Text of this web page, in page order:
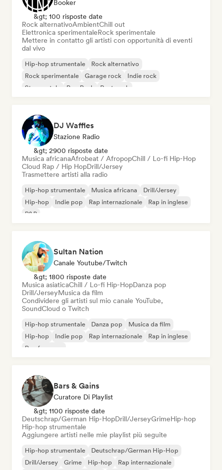
Booker
&gt; 100 risposte date
Rock alternativoAmbientChill out
Elettronica sperimentaleRock sperimentale
Mettere in contatto gli artisti con opportunità di eventi
dal vivo
Hip-hop strumentale
Rock alternativo
Rock sperimentale
Garage rock
Indie rock
Strumentale
Pop Punk Post punk
DJ Waffles
Stazione Radio
&gt; 2900 risposte date
Musica africanaAfrobeat / AfropopChill / Lo-fi Hip-Hop
Cloud Rap / Hip HopDrill/Jersey
Trasmettere artisti alla radio
Hip-hop strumentale Musica africana
Drill/Jersey
Hip-hop
Indie pop Rap internazionale
Rap in inglese
R&B
Sultan Nation
Canale Youtube/Twitch
&gt; 1800 risposte date
Musica asiaticaChill / Lo-fi Hip-HopDanza pop
Drill/JerseyMusica da film
Condividere gli artisti sul mio canale YouTube,
SoundCloud o Twitch
Hip-hop strumentale Danza pop
Musica da film
Hip-hop
Indie pop Rap internazionale
Rap in inglese
Rap francese
Bars & Gains
Curatore Di Playlist
&gt; 1100 risposte date
Deutschrap/German Hip-HopDrill/JerseyGrimeHip-hop
Hip-hop strumentale
Aggiungere artisti nelle mie playlist più seguite
Hip-hop strumentale
Deutschrap/German Hip-Hop
Drill/Jersey
Grime Hip-hop
Rap internazionale